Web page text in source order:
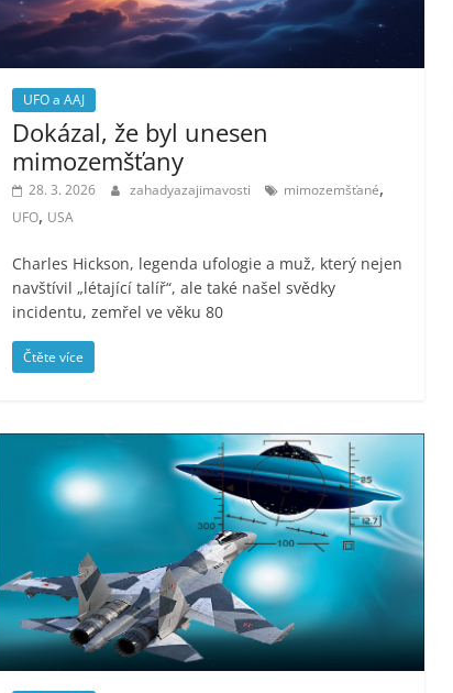
UFO a AAJ
Dokázal, že byl unesen
mimozemšťany
28. 3. 2026 zahadyazajimavosti mimozemšťané,
UFO, USA
Charles Hickson, legenda ufologie a muž, který nejen
navštívil „létající talíř“, ale také našel svědky
incidentu, zemřel ve věku 80
Čtěte více